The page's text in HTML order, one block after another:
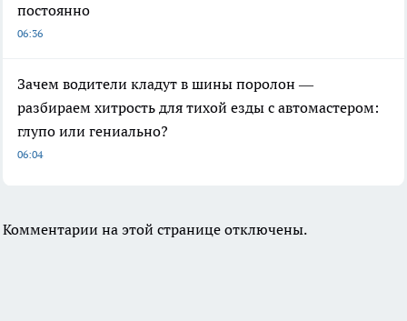
постоянно
06:36
Зачем водители кладут в шины поролон —
разбираем хитрость для тихой езды с автомастером:
глупо или гениально?
06:04
Комментарии на этой странице отключены.